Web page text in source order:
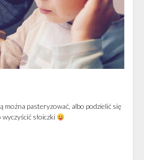
można pasteryzować, albo podzielić się
słoiczki